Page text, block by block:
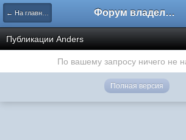
← На главную Форум владельцев интернет-магазинов
Публикации Anders
По вашему запросу ничего не
Полная версия